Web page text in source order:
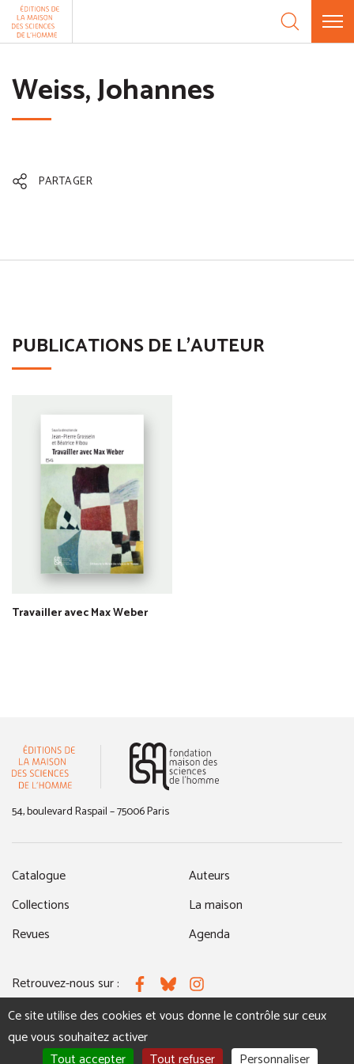
Aller au contenu
Weiss, Johannes
PARTAGER
PUBLICATIONS DE L'AUTEUR
Travailler avec Max Weber
54, boulevard Raspail – 75006 Paris
Catalogue
Collections
Revues
Auteurs
La maison
Agenda
Retrouvez-nous sur : FacebookBlueskyInstagram
MENTIONS LÉGALES NOUS CONTACTER
Panneau de gestion des cookies
Ce site utilise des cookies et vous donne le contrôle sur ceux
que vous souhaitez activer
Tout accepter
Tout refuser Personnaliser